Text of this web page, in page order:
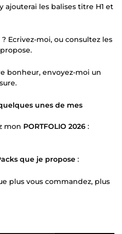
ajouterai les balises titre H1 et
Ecrivez-moi, ou consultez les
bonheur, envoyez-moi un
unes de mes
mon PORTFOLIO 2026 :
que je propose :
plus vous commandez, plus